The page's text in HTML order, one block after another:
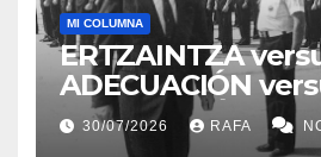
MI COLUMNA
ERTZAINTZA
ADECUACIÓN
SUSTITUCIÓN
30/07/2026 RAFA